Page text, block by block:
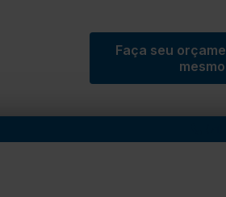
Faça seu
mesmo